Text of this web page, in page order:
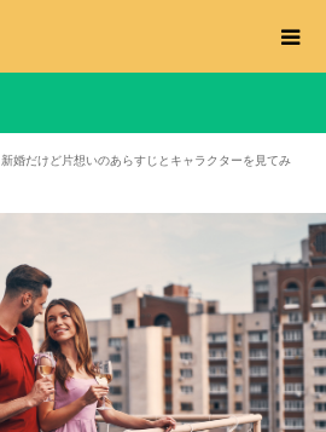
新婚だけど片想いのあらすじとキャラクターを見てみ